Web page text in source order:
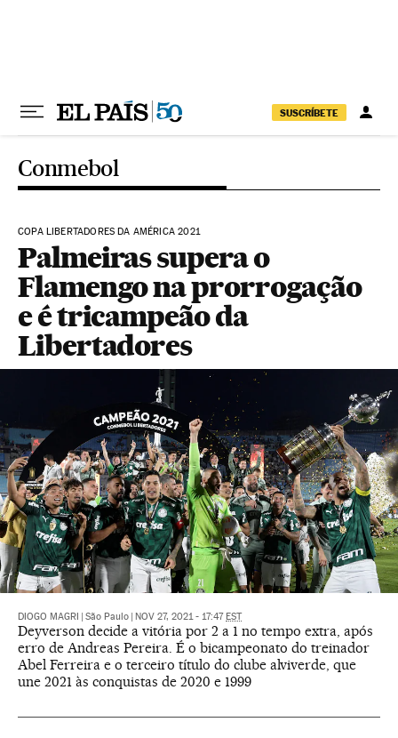
SUSCRÍBETE
Conmebol
COPA LIBERTADORES DA AMÉRICA 2021
Palmeiras supera o
Flamengo na prorrogação
e é tricampeão da
Libertadores
DIOGO MAGRI São Paulo NOV 27, 2021 - 17:47 EST
Deyverson decide a vitória por 2 a 1 no tempo extra, após
erro de Andreas Pereira. É o bicampeonato do treinador
Abel Ferreira e o terceiro título do clube alviverde, que
une 2021 às conquistas de 2020 e 1999